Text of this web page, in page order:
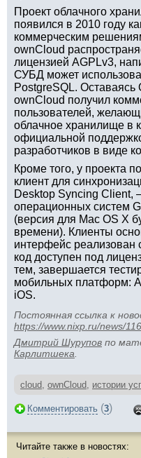
Проект облачного
появился в 2010 году
коммерческим
ownCloud
лицензией AGPLv3,
СУБД может
PostgreSQL. Оставаясь
ownCloud получил
пользователей,
облачное хранилище в
официальной
разработчиков в виде
Кроме того, у проекта
клиент для
Desktop Syncing Client,
операционных систем
(версия для Mac OS X
времени). Клиенты
интерфейс
код доступен под
тем, завершается
мобильных платформ:
iOS.
Постоянная ссылка к
https://www.nixp.ru/news/
Дмитрий Шурупов по
Карлитшека
cloud, ownCloud, истории
Комментировать (3)
Читайте также в новостях: